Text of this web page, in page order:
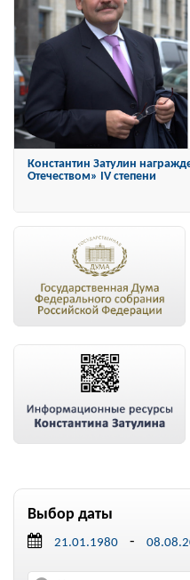
Константин Затулин
Отечеством» IV степени
Выбор даты
-